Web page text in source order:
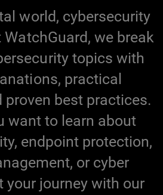
world, cybersecurity
we break
topics with
practical
proven best practices.
want to learn about
endpoint protection,
or cyber
journey with our